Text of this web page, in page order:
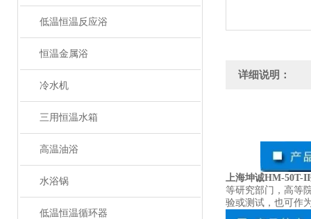
低温恒温反应浴
恒温金属浴
冷水机
三用恒温水箱
高温油浴
水浴锅
低温恒温循环器
详细说明：
上海坤诚HM-50T-
等研究部门，高等
验或测试，也可作